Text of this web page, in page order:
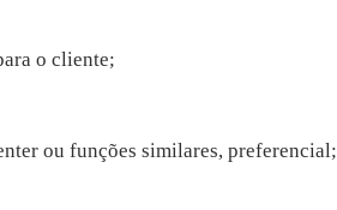
o cliente;
ou funções similares, preferencial;